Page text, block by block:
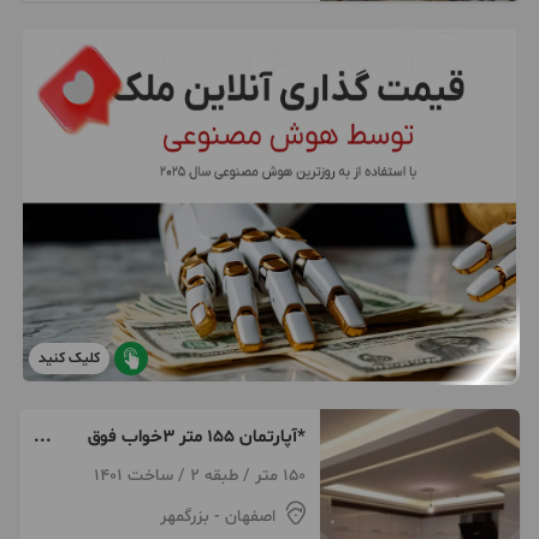
کلیک کنید
*آپارتمان ۱۵۵ متر ۳خواب فوق
شیک خیابان لاهور*150 متر / طبقه 2 / ساخت 1401
اصفهان - بزرگمهر